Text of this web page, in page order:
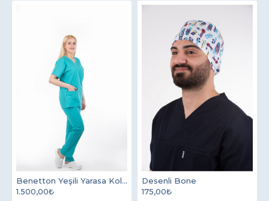
Benetton Yeşili Yarasa Kol V Yaka Model Terycotton Takım
1.500,00₺
Desenli Bone
175,00₺